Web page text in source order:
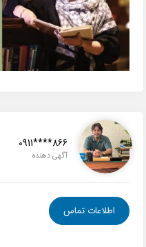
0911****866
آگهی دهنده
اطلاعات تماس